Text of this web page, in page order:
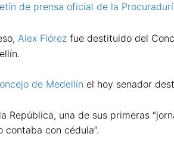
de prensa oficial de la
Alex Flórez fue destituido del
de Medellín el hoy senador
República, una de sus primeras
contaba con cédula”.